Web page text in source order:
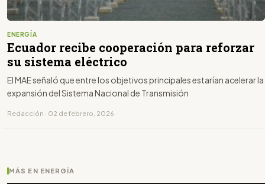
ENERGÍA
Ecuador recibe cooperación para reforzar
su sistema eléctrico
El MAE señaló que entre los objetivos principales estarían acelerar la
expansión del Sistema Nacional de Transmisión
Redacción · 02 de febrero, 2026
MÁS EN ENERGÍA